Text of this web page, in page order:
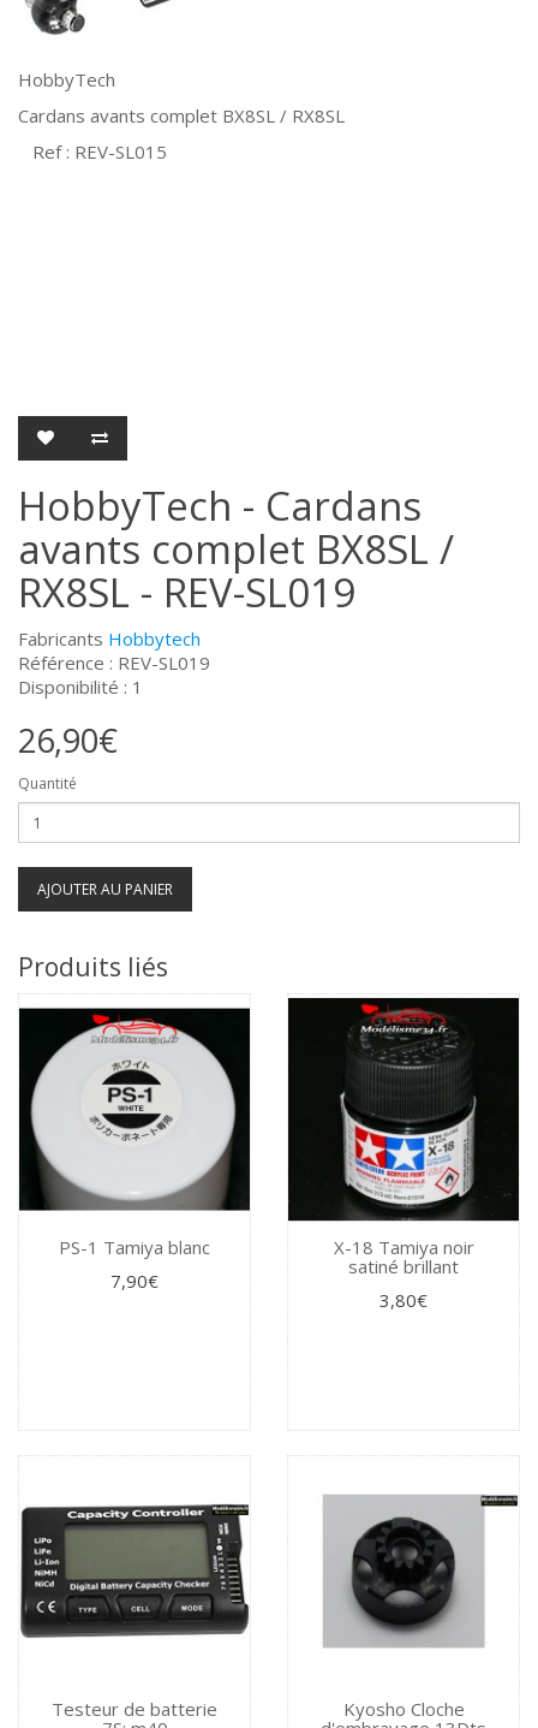
HobbyTech
Cardans avants complet BX8SL / RX8SL
Ref : REV-SL015
HobbyTech - Cardans
avants complet BX8SL /
RX8SL - REV-SL019
Fabricants Hobbytech
Référence : REV-SL019
Disponibilité : 1
26,90€
Quantité
AJOUTER AU PANIER
Produits liés
PS-1 Tamiya blanc
7,90€
X-18 Tamiya noir
satiné brillant
3,80€
Testeur de batterie
Kyosho Cloche